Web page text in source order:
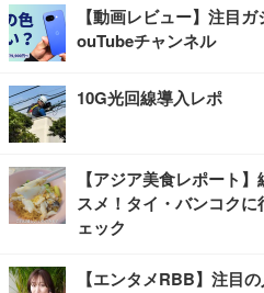
【動画レビュー】注目
ouTubeチャンネル
10G光回線導入レポ
【アジア美食レポート
スメ！タイ・バンコク
ェック
【エンタメRBB】注目